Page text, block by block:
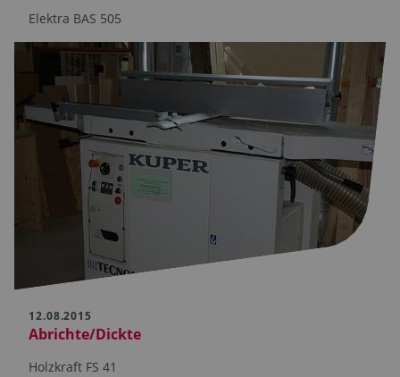
Elektra BAS 505
12.08.2015
Abrichte/Dickte
Holzkraft FS 41